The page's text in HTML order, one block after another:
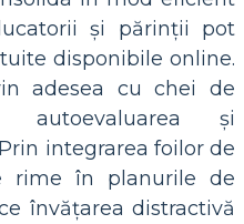
și părinții pot
disponibile online.
adesea cu chei de
autoevaluarea și
integrarea foilor de
rime în planurile de
învățarea distractivă